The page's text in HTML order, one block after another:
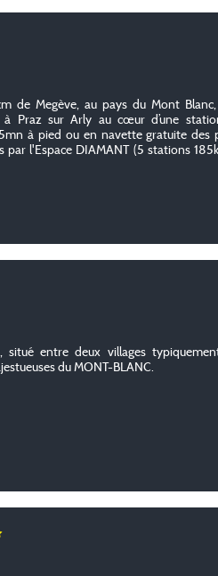
de Megève, au pays du Mont
à Praz sur Arly au cœur d’une
à pied ou en navette gratuite des
par l'Espace DIAMANT (5 stations
entre deux villages
du MONT-BLANC.